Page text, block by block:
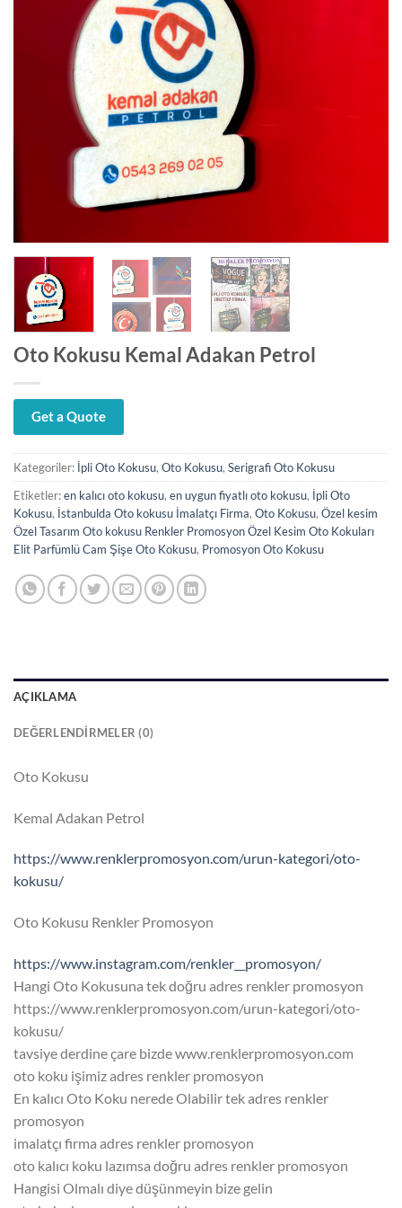
Oto Kokusu Kemal Adakan Petrol
Get a Quote
Kategoriler: İpli Oto Kokusu, Oto Kokusu, Serigrafi Oto Kokusu
Etiketler:en kalıcı oto kokusu, en uygun fiyatlı oto kokusu, İpli Oto
Kokusu, İstanbulda Oto kokusu İmalatçı Firma, Oto Kokusu, Özel kesim
Özel Tasarım Oto kokusu Renkler Promosyon Özel Kesim Oto Kokuları
Elit Parfümlü Cam Şişe Oto Kokusu, Promosyon Oto Kokusu
AÇIKLAMA
DEĞERLENDIRMELER (0)
Oto Kokusu
Kemal Adakan Petrol
https://www.renklerpromosyon.com/urun-kategori/oto-
kokusu/
Oto Kokusu Renkler Promosyon
https://www.instagram.com/renkler__promosyon/
Hangi Oto Kokusuna tek doğru adres renkler promosyon
https://www.renklerpromosyon.com/urun-kategori/oto-
kokusu/
tavsiye derdine çare bizde www.renklerpromosyon.com
oto koku işimiz adres renkler promosyon
En kalıcı Oto Koku nerede Olabilir tek adres renkler
promosyon
imalatçı firma adres renkler promosyon
oto kalıcı koku lazımsa doğru adres renkler promosyon
Hangisi Olmalı diye düşünmeyin bize gelin